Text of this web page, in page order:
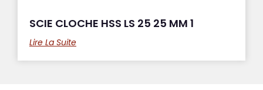
SCIE CLOCHE HSS LS 25 25 MM 1
Lire La Suite